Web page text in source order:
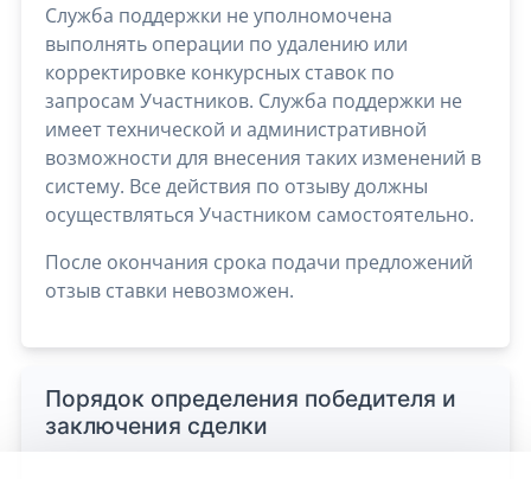
Служба поддержки не уполномочена
выполнять операции по удалению или
корректировке конкурсных ставок по
запросам Участников. Служба поддержки не
имеет технической и административной
возможности для внесения таких изменений в
систему. Все действия по отзыву должны
осуществляться Участником самостоятельно.
После окончания срока подачи предложений
отзыв ставки невозможен.
Порядок определения победителя и
заключения сделки